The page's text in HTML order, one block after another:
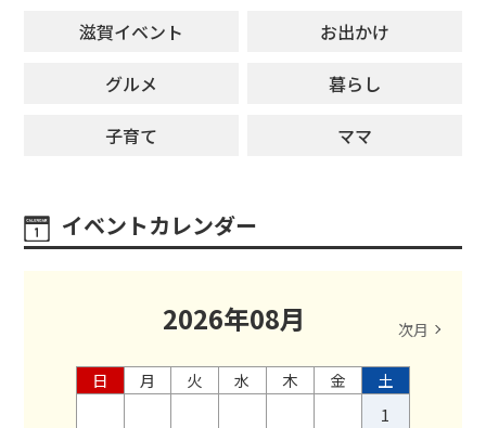
滋賀イベント
お出かけ
グルメ
暮らし
子育て
ママ
イベントカレンダー
2026年08月 次月
日 月 火 水 木 金
土
1